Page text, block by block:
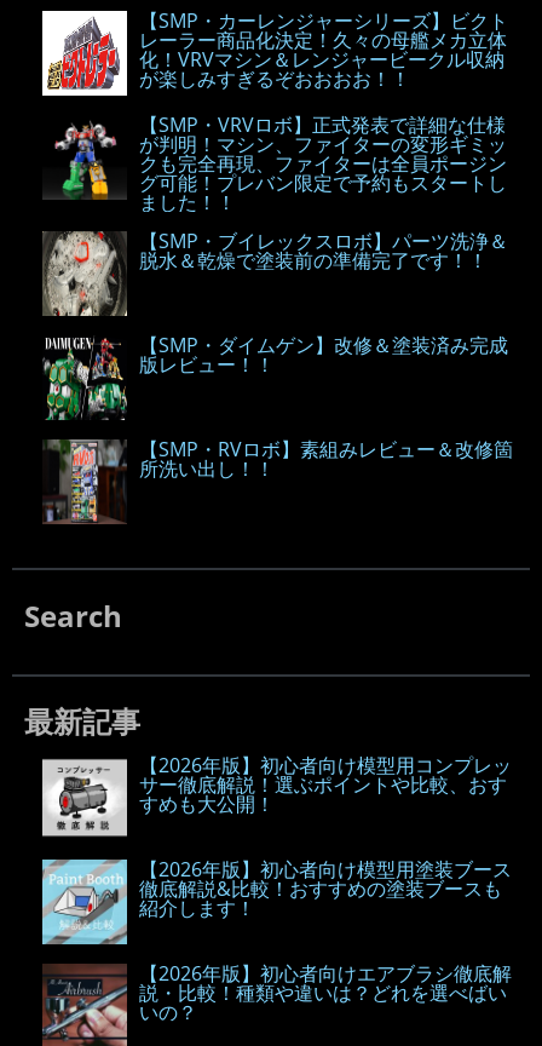
【SMP・カーレンジャーシリーズ】ビクト
レーラー商品化決定！久々の母艦メカ立体
化！VRVマシン＆レンジャービークル収納
が楽しみすぎるぞおおおお！！
【SMP・VRVロボ】正式発表で詳細な仕様
が判明！マシン、ファイターの変形ギミッ
クも完全再現、ファイターは全員ポージン
グ可能！プレバン限定で予約もスタートし
ました！！
【SMP・ブイレックスロボ】パーツ洗浄＆
脱水＆乾燥で塗装前の準備完了です！！
【SMP・ダイムゲン】改修＆塗装済み完成
版レビュー！！
【SMP・RVロボ】素組みレビュー＆改修箇
所洗い出し！！
Search
最新記事
【2026年版】初心者向け模型用コンプレッ
サー徹底解説！選ぶポイントや比較、おす
すめも大公開！
【2026年版】初心者向け模型用塗装ブース
徹底解説&比較！おすすめの塗装ブースも
紹介します！
【2026年版】初心者向けエアブラシ徹底解
説・比較！種類や違いは？どれを選べばい
いの？